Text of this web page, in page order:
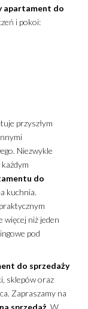
apartament do
i pokoi:
przyszłym
Niezwykle
do
kuchnia.
więcej niż jeden
pod
do sprzedaży
sklepów oraz
Zapraszamy na
na sprzedaż. W